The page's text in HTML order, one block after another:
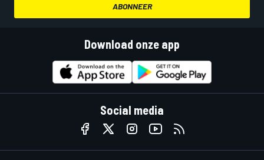
ABONNEER
Download onze app
Social media